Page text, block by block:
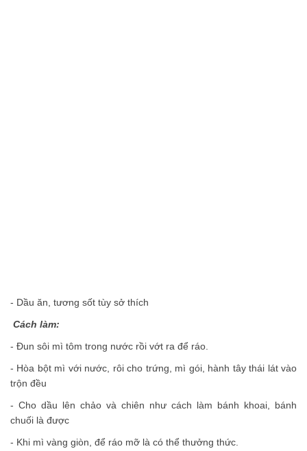
- Dầu ăn, tương sốt tùy sở thích
Cách làm:
- Đun sôi mì tôm trong nước rồi vớt ra để ráo.
- Hòa bột mì với nước, rôi cho trứng, mì gói, hành tây thái lát vào
trộn đều
- Cho dầu lên chảo và chiên như cách làm bánh khoai, bánh
chuối là được
- Khi mì vàng giòn, để ráo mỡ là có thể thưởng thức.